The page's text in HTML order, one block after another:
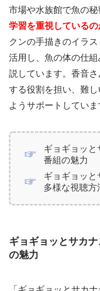
市場や水族館で魚の秘
学習を重視している
クンの手描きのイラ
活用し、魚の体の仕
説しています。香音
する役割を担い、難
ようサポートしていま
ギョギョッと
番組の魅力
ギョギョッと
多様な視聴方
ギョギョッとサカ
の魅力